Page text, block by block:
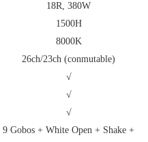
18R, 380W
1500H
8000K
26ch/23ch (conmutable)
√
√
√
9 Gobos + White Open + Shake +